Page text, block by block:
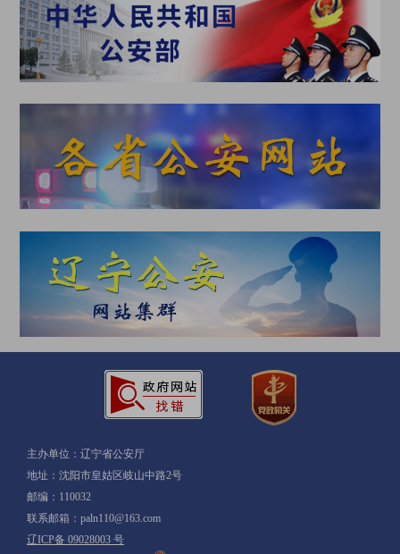
主办单位：辽宁省公安厅
地址：沈阳市皇姑区岐山中路2号
邮编：110032
联系邮箱：paln110@163.com
辽ICP备 09028003 号